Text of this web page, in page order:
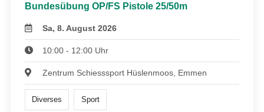
Bundesübung OP/FS Pistole 25/50m
Sa, 8. August 2026
10:00 - 12:00 Uhr
Zentrum Schiesssport Hüslenmoos, Emmen
Diverses Sport